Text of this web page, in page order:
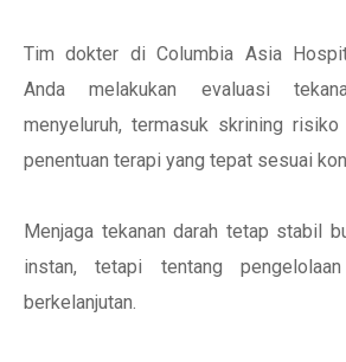
Tim dokter di Columbia Asia
Anda melakukan evaluasi
menyeluruh, termasuk skrining risiko
penentuan terapi yang tepat sesuai
Menjaga tekanan darah tetap stabil
instan, tetapi tentang
berkelanjutan.